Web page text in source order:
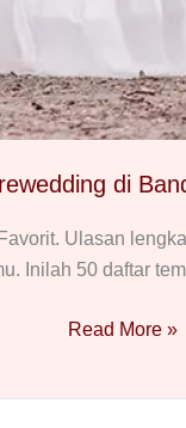
di
Ulasan
Inilah 50 daftar
50
Read More »